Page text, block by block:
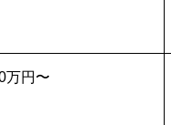
万円〜